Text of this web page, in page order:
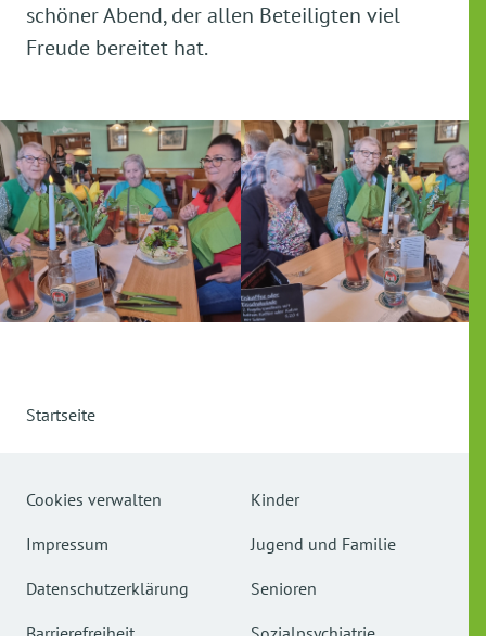
schöner Abend, der allen Beteiligten viel
Freude bereitet hat.
Startseite
Cookies verwalten
Impressum
Datenschutzerklärung
Kinder
Jugend und Familie
Senioren